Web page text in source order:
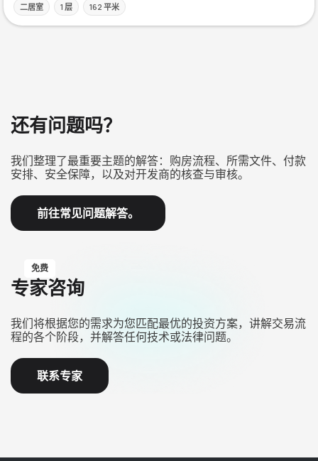
二居室 1 层 162 平米
还有问题吗？
我们整理了最重要主题的解答：购房流程、所需文件、付款
安排、安全保障，以及对开发商的核查与审核。
前往常见问题解答。
免费
专家咨询
我们将根据您的需求为您匹配最优的投资方案，讲解交易流
程的各个阶段，并解答任何技术或法律问题。
联系专家